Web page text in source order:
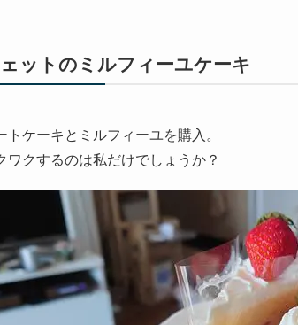
ットのミルフィーユケーキ
ケーキとミルフィーユを購入。
ワクするのは私だけでしょうか？